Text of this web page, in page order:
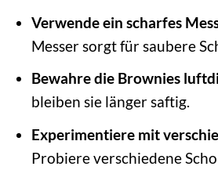
Verwende ein scharfes
Messer sorgt für saubere
Bewahre die Brownies
bleiben sie länger saftig.
Experimentiere mit
Probiere verschiedene